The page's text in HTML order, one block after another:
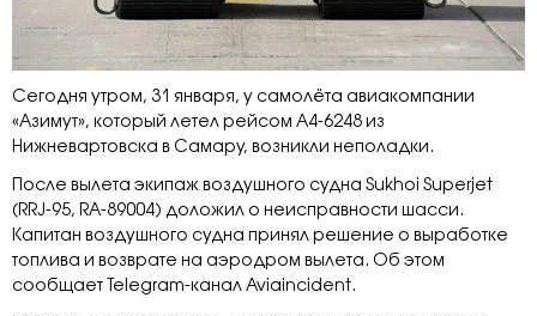
Сегодня утром, 31 января, у самолёта авиакомпании
«Азимут», который летел рейсом А4-6248 из
Нижневартовска в Самару, возникли неполадки.
После вылета экипаж воздушного судна Sukhoi Superjet
(RRJ-95, RA-89004) доложил о неисправности шасси.
Капитан воздушного судна принял решение о выработке
топлива и возврате на аэродром вылета. Об этом
сообщает Telegram-канал Aviainсident.